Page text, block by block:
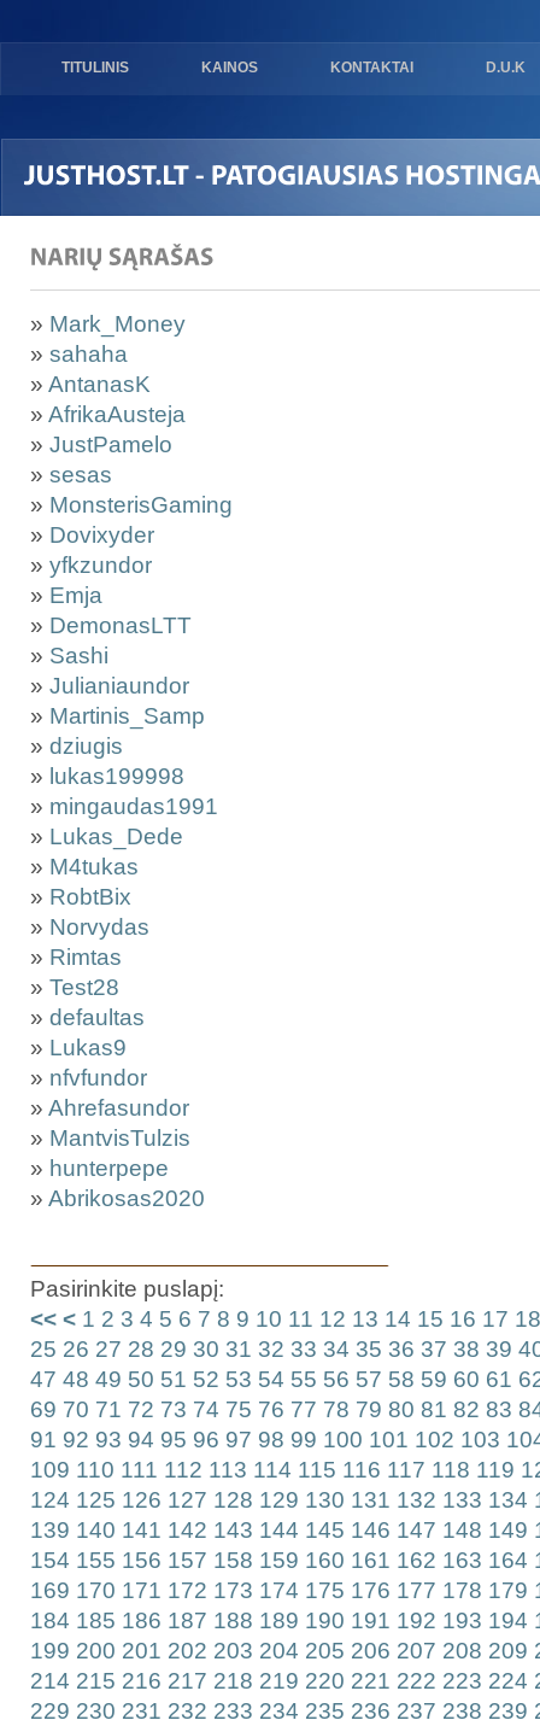
TITULINIS KAINOS KONTAKTAI D.U.K
» Mark_Money
» sahaha
» AntanasK
» AfrikaAusteja
» JustPamelo
» sesas
» MonsterisGaming
» Dovixyder
» yfkzundor
» Emja
» DemonasLTT
» Sashi
» Julianiaundor
» Martinis_Samp
» dziugis
» lukas199998
» mingaudas1991
» Lukas_Dede
» M4tukas
» RobtBix
» Norvydas
» Rimtas
» Test28
» defaultas
» Lukas9
» nfvfundor
» Ahrefasundor
» MantvisTulzis
» hunterpepe
» Abrikosas2020
Pasirinkite puslapį:
<< < 1 2 3 4 5 6 7 8 9 10 11 12 13 14 15 16 17 18
25 26 27 28 29 30 31 32 33 34 35 36 37 38 39
47 48 49 50 51 52 53 54 55 56 57 58 59 60 61
69 70 71 72 73 74 75 76 77 78 79 80 81 82 83
91 92 93 94 95 96 97 98 99 100 101 102 103
109 110 111 112 113 114 115 116 117 118 119
124 125 126 127 128 129 130 131 132 133 134
139 140 141 142 143 144 145 146 147 148 149
154 155 156 157 158 159 160 161 162 163 164
169 170 171 172 173 174 175 176 177 178 179
184 185 186 187 188 189 190 191 192 193 194
199 200 201 202 203 204 205 206 207 208 209
214 215 216 217 218 219 220 221 222 223 224
229 230 231 232 233 234 235 236 237 238 239